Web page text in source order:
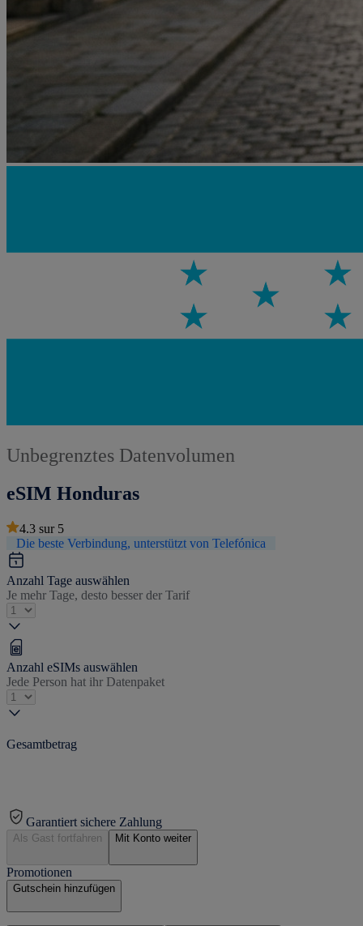
Unbegrenztes Datenvolumen
eSIM Honduras
4.3 sur 5
Die beste Verbindung, unterstützt von Telefónica
Anzahl Tage auswählen
Je mehr Tage, desto besser der Tarif
Anzahl eSIMs auswählen
Jede Person hat ihr Datenpaket
Gesamtbetrag
Garantiert sichere Zahlung
Als Gast fortfahren Mit Konto weiter
Promotionen
Gutschein hinzufügen